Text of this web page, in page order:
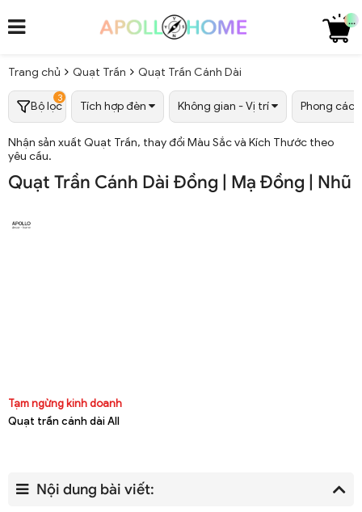
...
Trang chủ Quạt Trần Quạt Trần Cánh Dài
Bộ lọc
3
Tích hợp đèn Không gian - Vị trí Phong
Nhận sản xuất Quạt Trần, thay đổi Màu Sắc và Kích Thước theo
yêu cầu.
Quạt Trần Cánh Dài Đồng | Mạ Đồng | Nhũ
Tạm ngừng kinh doanh
Quạt trần cánh dài All
Nội dung bài viết: